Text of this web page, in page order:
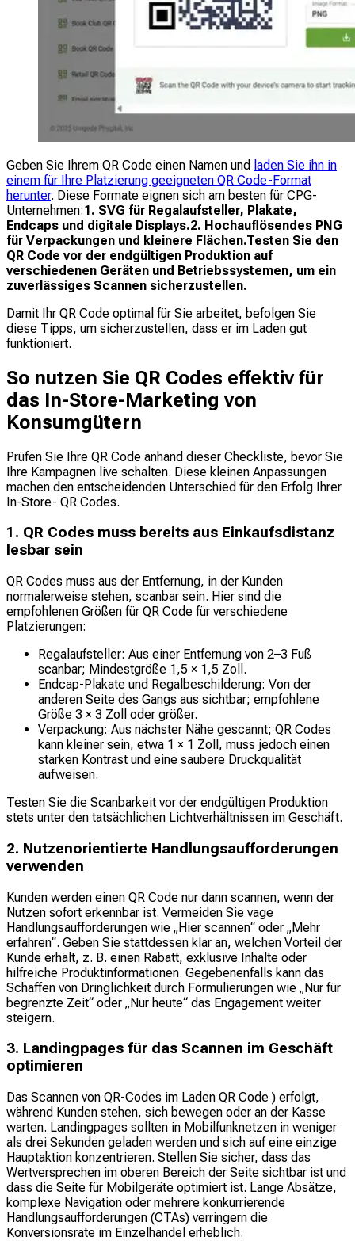
Geben Sie Ihrem QR Code einen Namen und laden Sie ihn in
einem für Ihre Platzierung geeigneten QR Code-Format
herunter. Diese Formate eignen sich am besten für CPG-
Unternehmen:1. SVG für Regalaufsteller, Plakate,
Endcaps und digitale Displays.2. Hochauflösendes PNG
für Verpackungen und kleinere Flächen.Testen Sie den
QR Code vor der endgültigen Produktion auf
verschiedenen Geräten und Betriebssystemen, um ein
zuverlässiges Scannen sicherzustellen.
Damit Ihr QR Code optimal für Sie arbeitet, befolgen Sie
diese Tipps, um sicherzustellen, dass er im Laden gut
funktioniert.
So nutzen Sie QR Codes effektiv für
das In-Store-Marketing von
Konsumgütern
Prüfen Sie Ihre QR Code anhand dieser Checkliste, bevor Sie
Ihre Kampagnen live schalten. Diese kleinen Anpassungen
machen den entscheidenden Unterschied für den Erfolg Ihrer
In-Store- QR Codes.
1. QR Codes muss bereits aus Einkaufsdistanz
lesbar sein
QR Codes muss aus der Entfernung, in der Kunden
normalerweise stehen, scanbar sein. Hier sind die
empfohlenen Größen für QR Code für verschiedene
Platzierungen:
Regalaufsteller: Aus einer Entfernung von 2–3 Fuß
scanbar; Mindestgröße 1,5 × 1,5 Zoll.
Endcap-Plakate und Regalbeschilderung: Von der
anderen Seite des Gangs aus sichtbar; empfohlene
Größe 3 × 3 Zoll oder größer.
Verpackung: Aus nächster Nähe gescannt; QR Codes
kann kleiner sein, etwa 1 × 1 Zoll, muss jedoch einen
starken Kontrast und eine saubere Druckqualität
aufweisen.
Testen Sie die Scanbarkeit vor der endgültigen Produktion
stets unter den tatsächlichen Lichtverhältnissen im Geschäft.
2. Nutzenorientierte Handlungsaufforderungen
verwenden
Kunden werden einen QR Code nur dann scannen, wenn der
Nutzen sofort erkennbar ist. Vermeiden Sie vage
Handlungsaufforderungen wie „Hier scannen“ oder „Mehr
erfahren“. Geben Sie stattdessen klar an, welchen Vorteil der
Kunde erhält, z. B. einen Rabatt, exklusive Inhalte oder
hilfreiche Produktinformationen. Gegebenenfalls kann das
Schaffen von Dringlichkeit durch Formulierungen wie „Nur für
begrenzte Zeit“ oder „Nur heute“ das Engagement weiter
steigern.
3. Landingpages für das Scannen im Geschäft
optimieren
Das Scannen von QR-Codes im Laden QR Code ) erfolgt,
während Kunden stehen, sich bewegen oder an der Kasse
warten. Landingpages sollten in Mobilfunknetzen in weniger
als drei Sekunden geladen werden und sich auf eine einzige
Hauptaktion konzentrieren. Stellen Sie sicher, dass das
Wertversprechen im oberen Bereich der Seite sichtbar ist und
dass die Seite für Mobilgeräte optimiert ist. Lange Absätze,
komplexe Navigation oder mehrere konkurrierende
Handlungsaufforderungen (CTAs) verringern die
Konversionsrate im Einzelhandel erheblich.